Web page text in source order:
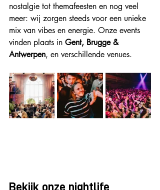
nostalgie tot themafeesten en nog veel
meer: wij zorgen steeds voor een unieke
mix van vibes en energie. Onze events
vinden plaats in Gent, Brugge &
Antwerpen, en verschillende venues.
Bekijk onze nightlife